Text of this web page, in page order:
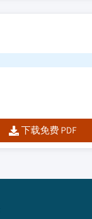
下载免费 PDF